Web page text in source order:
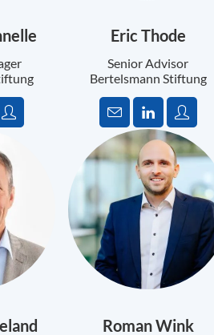
Eric Thode
Senior Advisor
Bertelsmann Stiftung
Roman Wink